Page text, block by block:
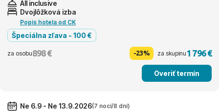
All inclusive
Dvojlôžková izba
Popis hotela od CK
Špeciálna zľava - 100 €
za osobu898 € -23% za skupinu1 796 €
Overiť termín
Ne 6.9 - Ne 13.9.2026(7 nocí/8 dní)